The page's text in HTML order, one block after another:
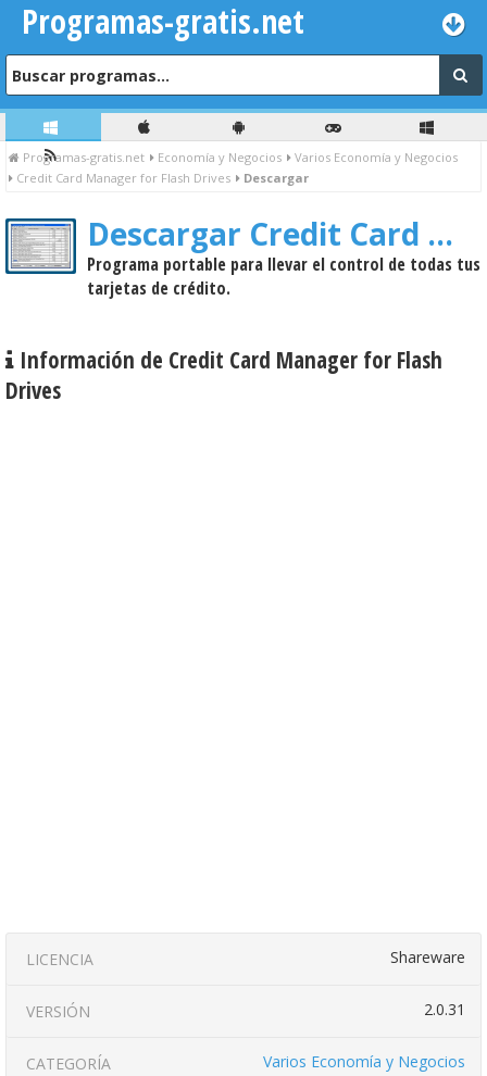
Programas-gratis.net
Programas-gratis.net Economía y Negocios
Varios Economía y Negocios
Credit Card Manager for Flash Drives
Descargar
Descargar Credit Card Manager for Flash Drives
Programa portable para llevar el control de todas tus
tarjetas de crédito.
Información de Credit Card Manager for Flash
Drives
LICENCIA Shareware
VERSIÓN 2.0.31
CATEGORÍA Varios Economía y Negocios